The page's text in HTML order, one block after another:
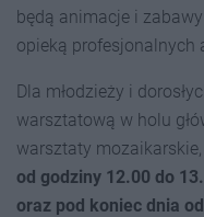
będą animacje i
opieką profesjonalnych
Dla młodzieży i
warsztatową w holu
warsztaty
od godziny 12.00 do
oraz pod koniec dnia